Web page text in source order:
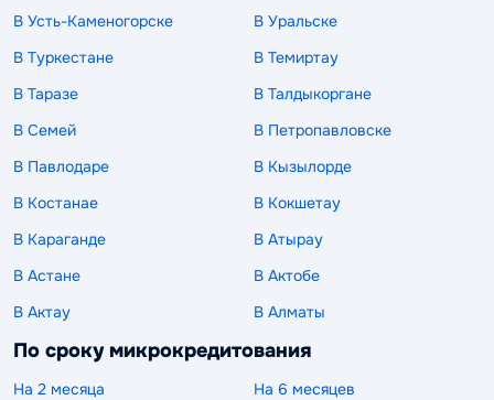
В Усть-Каменогорске
В Уральске
В Туркестане
В Темиртау
В Таразе
В Талдыкоргане
В Семей
В Петропавловске
В Павлодаре
В Кызылорде
В Костанае
В Кокшетау
В Караганде
В Атырау
В Астане
В Актобе
В Актау
В Алматы
По сроку микрокредитования
На 2 месяца
На 6 месяцев